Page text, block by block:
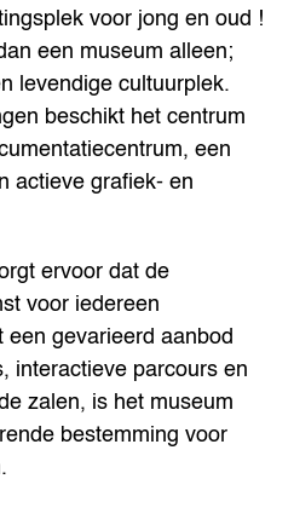
voor jong en oud !
een museum alleen;
levendige cultuurplek.
beschikt het centrum
een
actieve grafiek- en
ervoor dat de
voor iedereen
gevarieerd aanbod
interactieve parcours en
zalen, is het museum
bestemming voor